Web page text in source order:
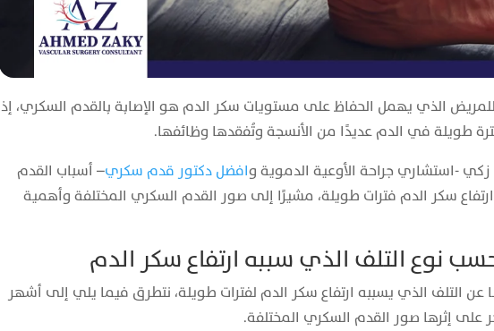
الذي يهمل الحفاظ على مستويات سكر الدم هو الإصابة بالقدم السكري، إذ
طويلة في الدم عديدًا من الأنسجة وتُفقدها وظائفها.
-استشاري جراحة الأوعية الدموية وافضل دكتور قدم سكري– أسباب القدم
سكر الدم فترات طويلة، مشيرًا إلى صور القدم السكري المختلفة وأهمية
نوع التلف الذي سببه ارتفاع سكر الدم
عن التلف الذي يسببه ارتفاع سكر الدم لفترات طويلة، نتطرق فيما يلي إلى أشهر
على إثرها صور القدم السكري المختلفة.